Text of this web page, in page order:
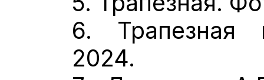
6. Трапезная
2024.